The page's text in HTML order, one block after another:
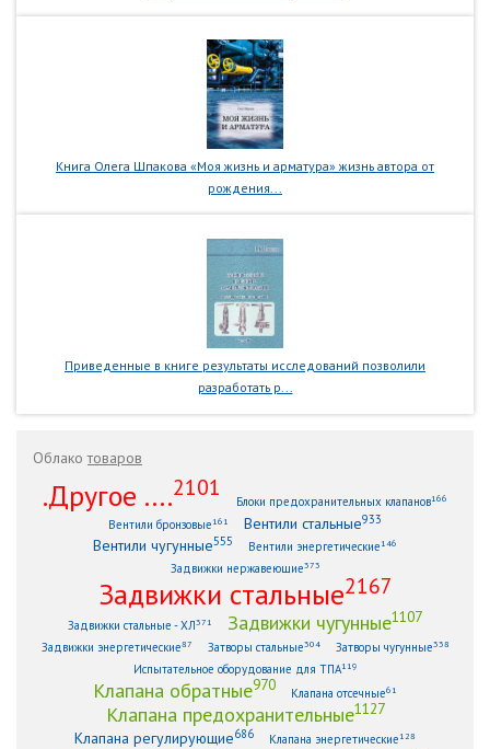
Книга Олега Шпакова «Моя жизнь и арматура» жизнь автора от
рождения...
Приведенные в книге результаты исследований позволили
разработать р...
Облакотоваров
.Другое ....2101
Блоки предохранительных клапанов166
Вентили бронзовые161 Вентили стальные933
Вентили чугунные555 Вентили энергетические146
Задвижки нержавеющие373
Задвижки стальные2167
Задвижки стальные - ХЛ371 Задвижки чугунные1107
Задвижки энергетические87 Затворы стальные304 Затворы чугунные338
Испытательное оборудование для ТПА119
Клапана обратные970 Клапана отсечные61
Клапана предохранительные1127
Клапана регулирующие686 Клапана энергетические128